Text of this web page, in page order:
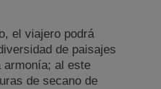
el viajero podrá
de paisajes
armonía; al este
de secano de